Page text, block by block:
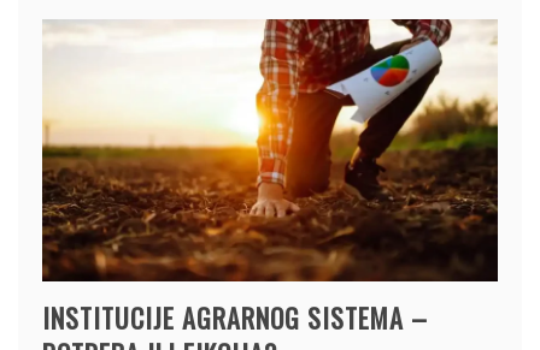
INSTITUCIJE AGRARNOG SISTEMA –